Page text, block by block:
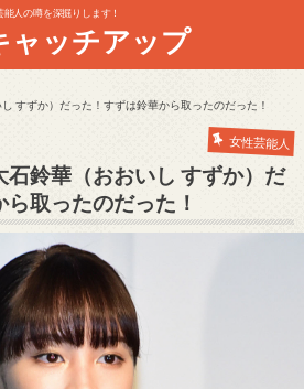
能人の噂を深掘りします！
ャッチアップ
すずか）だった！すずは鈴華から取ったのだった！
女性芸能人
石鈴華（おおいし すずか）だ
取ったのだった！